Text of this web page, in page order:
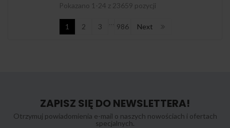
Pokazano 1-24 z 23659 pozycji
1 2 3 986 Next
ZAPISZ SIĘ DO NEWSLETTERA!
Otrzymuj powiadomienia e-mail o naszych nowościach i ofertach
specjalnych.